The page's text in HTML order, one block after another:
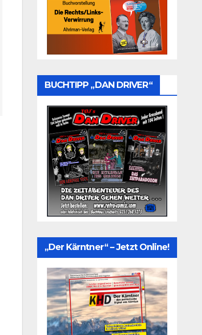
BUCHTIPP „DAN DRIVER“
„Der Kärntner“ – Jetzt Online!